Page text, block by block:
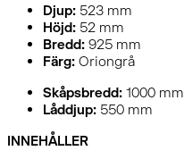
Djup: 523 mm
Höjd: 52 mm
Bredd: 925 mm
Färg: Oriongrå
Skåpsbredd: 1000 mm
Låddjup: 550 mm
INNEHÅLLER